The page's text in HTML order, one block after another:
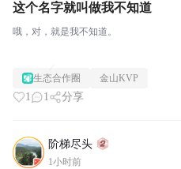
这个名字就叫做我不知道
哦，对，就是我不知道。
生态合作圈 金山KVP
1 1 分享
阶梯尽头
1小时前